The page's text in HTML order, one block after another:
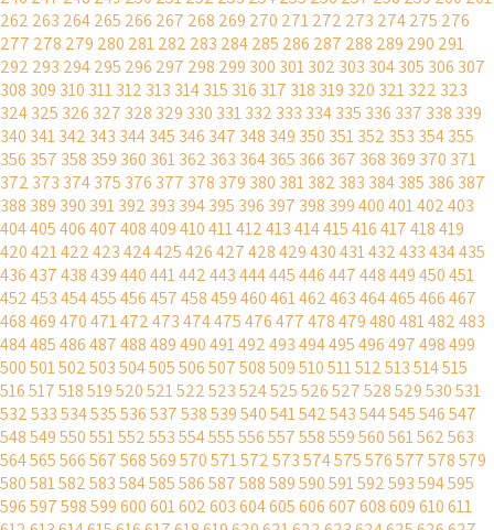
262 263 264265 266 267 268 269 270 271272 273 274275 276
277 278 279 280 281282 283 284285 286 287 288 289 290 291
292 293 294295 296 297 298 299 300 301302 303 304305 306 307
308 309 310 311312 313 314315 316 317 318 319 320 321322 323
324325 326 327 328 329 330 331332 333 334335 336 337 338 339
340 341342 343 344345 346 347 348 349 350 351352 353 354355
356 357 358 359 360 361362 363 364365 366 367 368 369 370 371
372 373 374375 376 377 378 379 380 381382 383 384385 386 387
388 389 390 391392 393 394395 396 397 398 399400401402403
404405406407408409410411412413414415416417418419
420421422423424425426427428429430431432433434435
436437438439440441442443444445446447448449450451
452453454455456457458459460461462463464465466467
468469470471472473474475476477478479480481482483
484485486487488489490491492493494495496497498499
500501502503504505506507508509510511512513514515
516517518519520521522523524525526527528529530531
532533534535536537538539540541542543544545546547
548549550551552553554555556557558559560561562563
564565566567568569570571572573574575576577578579
580581582583584585586587588589590591592593594595
596597598599600601602603604605606607608609610611